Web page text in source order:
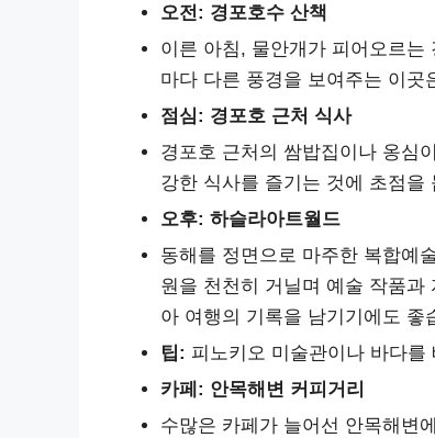
오전: 경포호수 산책
이른 아침, 물안개가 피어오르는
마다 다른 풍경을 보여주는 이
점심: 경포호 근처 식사
경포호 근처의 쌈밥집이나 옹심
강한 식사를 즐기는 것에 초점을
오후: 하슬라아트월드
동해를 정면으로 마주한 복합예
원을 천천히 거닐며 예술 작품
아 여행의 기록을 남기기에도 좋
팁: 피노키오 미술관이나 바다
카페: 안목해변 커피거리
수많은 카페가 늘어선 안목해변